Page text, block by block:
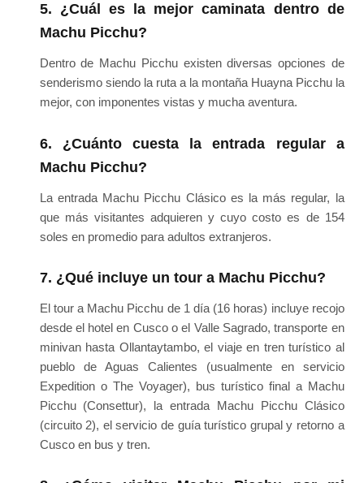
5. ¿Cuál es la mejor caminata dentro de
Machu Picchu?
Dentro de Machu Picchu existen diversas opciones de
senderismo siendo la ruta a la montaña Huayna Picchu la
mejor, con imponentes vistas y mucha aventura.
6. ¿Cuánto cuesta la entrada regular a
Machu Picchu?
La entrada Machu Picchu Clásico es la más regular, la
que más visitantes adquieren y cuyo costo es de 154
soles en promedio para adultos extranjeros.
7. ¿Qué incluye un tour a Machu Picchu?
El tour a Machu Picchu de 1 día (16 horas) incluye recojo
desde el hotel en Cusco o el Valle Sagrado, transporte en
minivan hasta Ollantaytambo, el viaje en tren turístico al
pueblo de Aguas Calientes (usualmente en servicio
Expedition o The Voyager), bus turístico final a Machu
Picchu (Consettur), la entrada Machu Picchu Clásico
(circuito 2), el servicio de guía turístico grupal y retorno a
Cusco en bus y tren.